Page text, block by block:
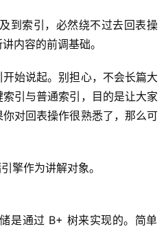
内容的前调基础。
始说起。别担心，不会长篇大
引与普通索引，目的是让大家
对回表操作很熟悉了，那么可
擎作为讲解对象。